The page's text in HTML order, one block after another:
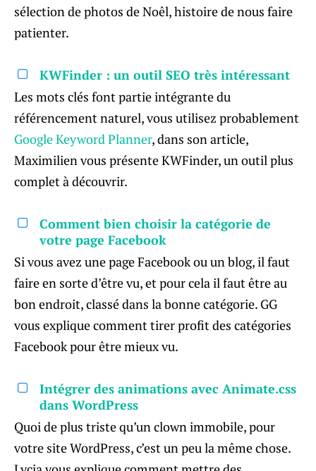
sélection de photos de Noêl, histoire de nous faire
patienter.
KWFinder : un outil SEO très intéressant
Les mots clés font partie intégrante du
référencement naturel, vous utilisez probablement
Google Keyword Planner, dans son article,
Maximilien vous présente KWFinder, un outil plus
complet à découvrir.
Comment bien choisir la catégorie de
votre page Facebook
Si vous avez une page Facebook ou un blog, il faut
faire en sorte d’être vu, et pour cela il faut être au
bon endroit, classé dans la bonne catégorie. GG
vous explique comment tirer profit des catégories
Facebook pour être mieux vu.
Intégrer des animations avec Animate.css
dans WordPress
Quoi de plus triste qu’un clown immobile, pour
votre site WordPress, c’est un peu la même chose.